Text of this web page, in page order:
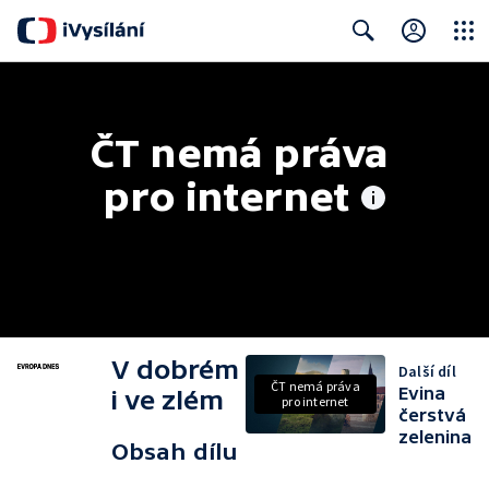
ČT nemá práva
pro internet
V dobrém
i ve zlém
Obsah dílu
ČT nemá práva
pro internet
Další díl
Evina
čerstvá
zelenina